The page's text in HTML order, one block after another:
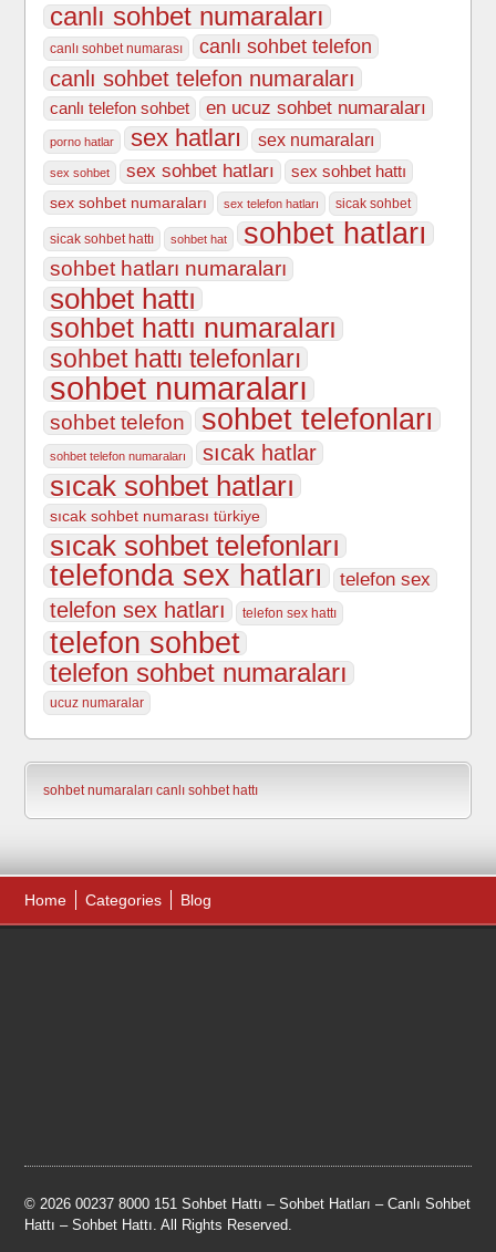
canlı sohbet numaraları
canlı sohbet numarası canlı sohbet telefon
canlı sohbet telefon numaraları
canlı telefon sohbet en ucuz sohbet numaraları
porno hatlar sex hatları sex numaraları
sex sohbet sex sohbet hatları
sex sohbet hattı
sex sohbet numaraları
sex telefon hatları sicak sohbet
sicak sohbet hattı sohbet hat sohbet hatları
sohbet hatları numaraları
sohbet hattı
sohbet hattı numaraları
sohbet hattı telefonları
sohbet numaraları
sohbet telefon sohbet telefonları
sohbet telefon numaraları sıcak hatlar
sıcak sohbet hatları
sıcak sohbet numarası türkiye
sıcak sohbet telefonları
telefonda sex hatları telefon sex
telefon sex hatları telefon sex hattı
telefon sohbet
telefon sohbet numaraları
ucuz numaralar
sohbet numaraları canlı sohbet hattı
Home Categories Blog
© 2026 00237 8000 151 Sohbet Hattı – Sohbet Hatları – Canlı Sohbet
Hattı – Sohbet Hattı. All Rights Reserved.